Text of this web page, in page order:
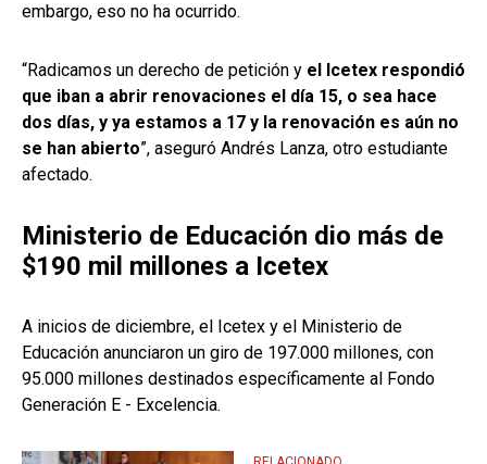
embargo, eso no ha ocurrido.
“Radicamos un derecho de petición y el Icetex respondió
que iban a abrir renovaciones el día 15, o sea hace
dos días, y ya estamos a 17 y la renovación es aún no
se han abierto”, aseguró Andrés Lanza, otro estudiante
afectado.
Ministerio de Educación dio más de
$190 mil millones a Icetex
A inicios de diciembre, el Icetex y el Ministerio de
Educación anunciaron un giro de 197.000 millones, con
95.000 millones destinados específicamente al Fondo
Generación E - Excelencia.